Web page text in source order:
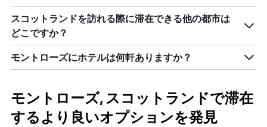
スコットランドを訪れる際に滞在できる他の都市は
どこですか？
モントローズにホテルは何軒ありますか？
モントローズ, スコットランドで滞在
するより良いオプションを発見